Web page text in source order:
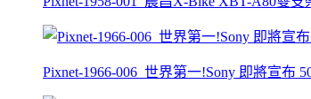
Pixnet-1966-006_世界第一!Sony 即將宣布